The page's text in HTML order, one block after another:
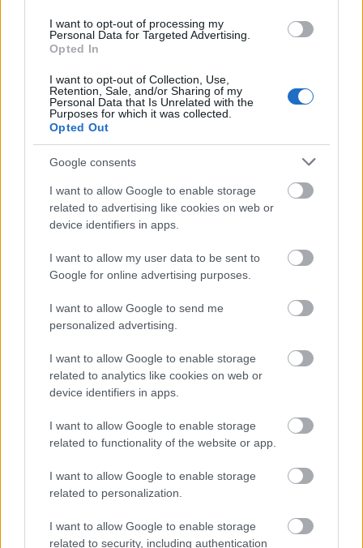
I want to opt-out of processing my
Personal Data for Targeted Advertising.
Opted In
I want to opt-out of Collection, Use,
Retention, Sale, and/or Sharing of my
Personal Data that Is Unrelated with the
Purposes for which it was collected.
Opted Out
Google consents
I want to allow Google to enable storage
related to advertising like cookies on web or
device identifiers in apps.
I want to allow my user data to be sent to
Google for online advertising purposes.
I want to allow Google to send me
personalized advertising.
I want to allow Google to enable storage
related to analytics like cookies on web or
device identifiers in apps.
I want to allow Google to enable storage
related to functionality of the website or app.
I want to allow Google to enable storage
related to personalization.
I want to allow Google to enable storage
related to security, including authentication
Csonka ország vagyok nélküled -
Rec.hu
RRRecorder•2025. június 05.
Én ilyeneknek nem fogadok szót. Aki velünk van, az
kiabálhat. Hogy lehet két ember pont épp nem
elegen? Köszönöm jó Isten, hogy velem vagy meg
minden. Egy döntés, amit minden pillanatban
meghozhatunk. Északi kabaré, pénteki kazetták, a
új magyar…